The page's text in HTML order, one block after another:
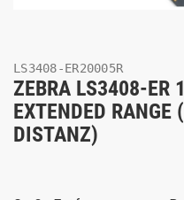
LS3408-ER20005R
ZEBRA LS3408-ER
EXTENDED
DISTANZ)